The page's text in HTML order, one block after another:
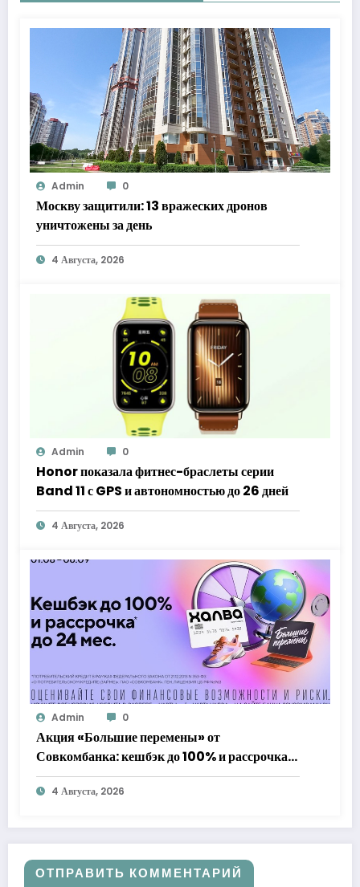
Admin 0
Москву защитили: 13 вражеских дронов
уничтожены за день
4 Августа, 2026
Admin 0
Honor показала фитнес-браслеты серии
Band 11 с GPS и автономностью до 26 дней
4 Августа, 2026
Admin 0
Акция «Большие перемены» от
Совкомбанка: кешбэк до 100% и рассрочка
до 24 месяцев с «Халвой»
4 Августа, 2026
ОТПРАВИТЬ КОММЕНТАРИЙ